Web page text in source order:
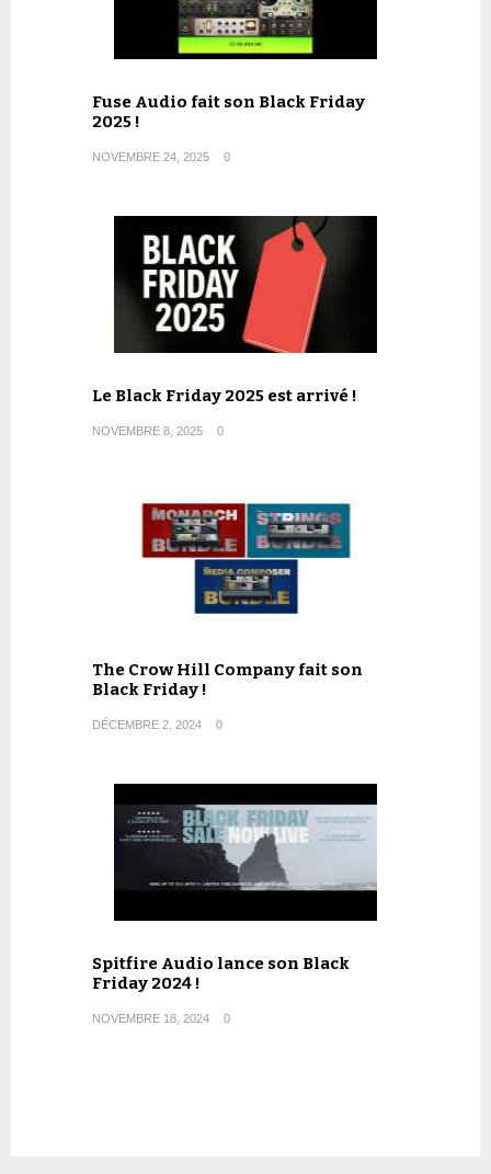
Fuse Audio fait son Black Friday
2025 !
NOVEMBRE 24, 2025 0
Le Black Friday 2025 est arrivé !
NOVEMBRE 8, 2025 0
The Crow Hill Company fait son
Black Friday !
DÉCEMBRE 2, 2024 0
Spitfire Audio lance son Black
Friday 2024 !
NOVEMBRE 18, 2024 0